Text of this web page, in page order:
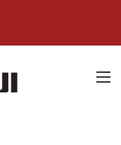
القائمة